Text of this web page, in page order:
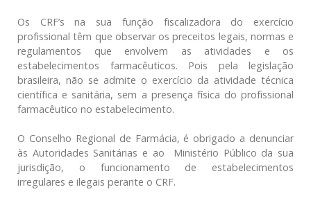
Os CRF’s na sua função fiscalizadora do exercício
profissional têm que observar os preceitos legais, normas e
regulamentos que envolvem as atividades e os
estabelecimentos farmacêuticos. Pois pela legislação
brasileira, não se admite o exercício da atividade técnica
científica e sanitária, sem a presença física do profissional
farmacêutico no estabelecimento.
O Conselho Regional de Farmácia, é obrigado a denunciar
às Autoridades Sanitárias e ao Ministério Público da sua
jurisdição, o funcionamento de estabelecimentos
irregulares e ilegais perante o CRF.